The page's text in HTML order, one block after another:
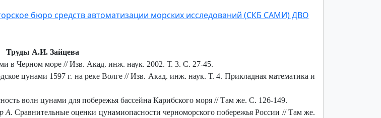
бюро средств автоматизации морских исследований (СКБ САМИ) ДВО
Труды А.И. Зайцева
в Черном море // Изв. Акад. инж. наук. 2002. Т. 3. С. 27-45.
цунами 1597 г. на реке Волге // Изв. Акад. инж. наук. Т. 4. Прикладная математика и
волн цунами для побережья бассейна Карибского моря // Там же. С. 126-149.
А. Сравнительные оценки цунамиопасности черноморского побережья России // Там же.